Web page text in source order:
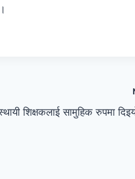
शिक्षकलाई सामुहिक रुपमा